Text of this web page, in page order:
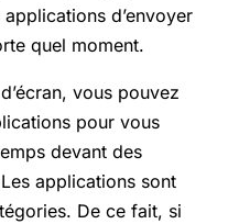
d’envoyer
quel moment.
vous pouvez
pour vous
devant des
applications sont
De ce fait, si